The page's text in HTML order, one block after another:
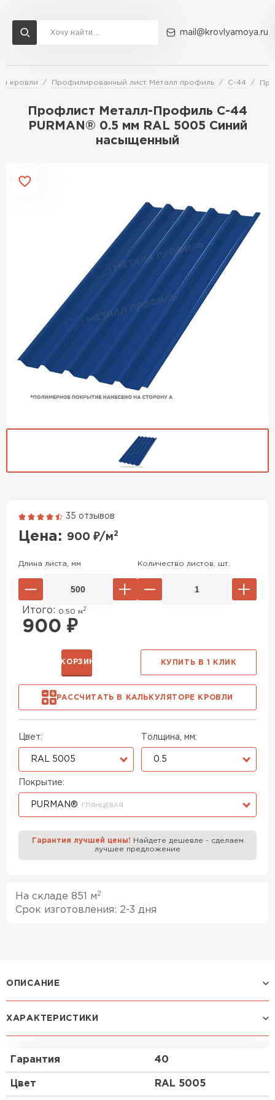
mail@krovlyamoya.ru
кровли Профилированный лист Металл профиль С-44
Профлист Металл-Профиль С-44
PURMAN® 0.5 мм RAL 5005 Синий
насыщенный
35 отзывов
Цена: 900 ₽/м2
Цвет:
RAL 5005
Толщина, мм:
0.5
Покрытие:
PURMAN® ГЛЯНЦЕВАЯ
Длина листа, мм Количество листов, шт.
Итого: 0.50 м 2
900 ₽
РАССЧИТАТЬ В КАЛЬКУЛЯТОРЕ КРОВЛИ
В КОРЗИНУ КУПИТЬ В 1 КЛИК
Гарантия лучшей цены! Найдете дешевле - сделаем
лучшее предложение
На складе 851 м 2
Срок изготовления: 2-3 дня
ОПИСАНИЕ
Профиль С-44:
фактически в любых сферах строительной
отрасли. Он в равной степени популярен как в
частном секторе, так и на промышленных
объектах. Профнастил с глубиной гофры 44 мм
ХАРАКТЕРИСТИКИ
Гарантия 40
Цвет RAL 5005
Сервисы расчета
Расчет штакетника для забора
Расчет водостока
Расчет софитов для кровли
Расчет кровли из профнастила
Доставка Контакты
Гибкая черепица
Профилированный лист